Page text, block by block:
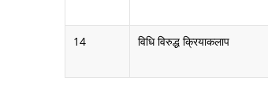
14 विधि विरुद्ध क्रियाकलाप